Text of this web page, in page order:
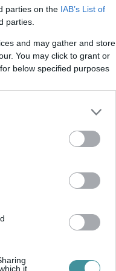
parties on the IAB’s List of
parties.
and may gather and store
You may click to grant or
below specified purposes
it